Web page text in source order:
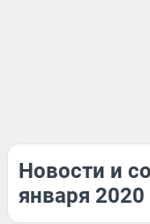
Новости и
января 2020